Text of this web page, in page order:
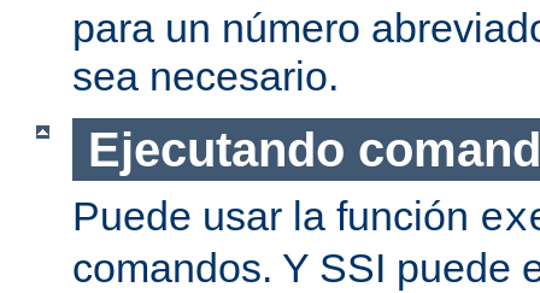
para un número
sea necesario.
Ejecutando
Puede usar la función
comandos. Y SSI puede